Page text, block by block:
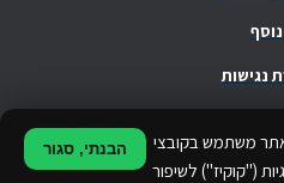
משתמש בקובצי
("קוקיז") לשיפור
הבנתי, סגור
נגישות